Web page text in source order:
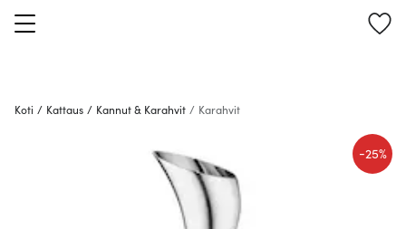
Koti / Kattaus / Kannut & Karahvit / Karahvit
-25%